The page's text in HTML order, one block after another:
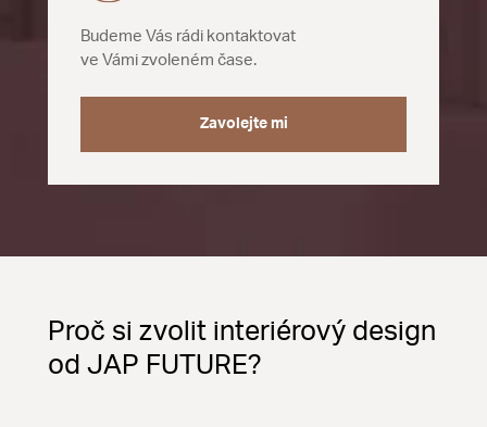
Budeme Vás rádi kontaktovat
ve Vámi zvoleném čase.
Zavolejte mi
Proč si zvolit interiérový design
od JAP FUTURE?